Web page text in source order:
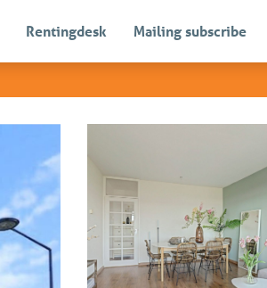
Rentingdesk Mailing subscribe